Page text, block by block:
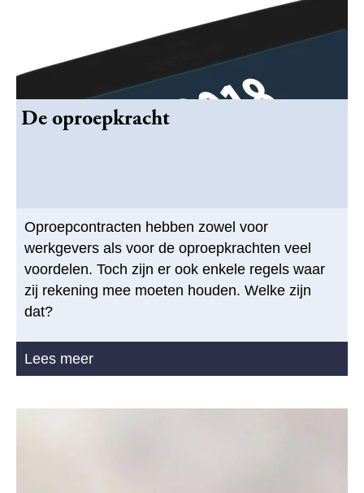
De oproepkracht
Oproepcontracten hebben zowel voor
werkgevers als voor de oproepkrachten veel
voordelen. Toch zijn er ook enkele regels waar
zij rekening mee moeten houden. Welke zijn
dat?
Lees meer